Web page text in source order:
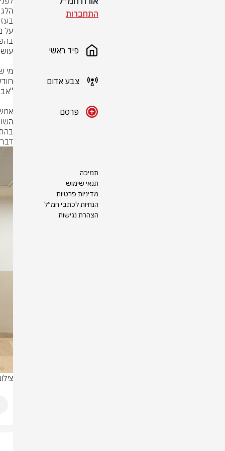
התחברות
פיד ראשי
צבע אדום
פרסם
תמיכה
תנאי שימוש
מדיניות פרטיות
הנחיות לכתבי חמ״ל
הצהרת נגישות